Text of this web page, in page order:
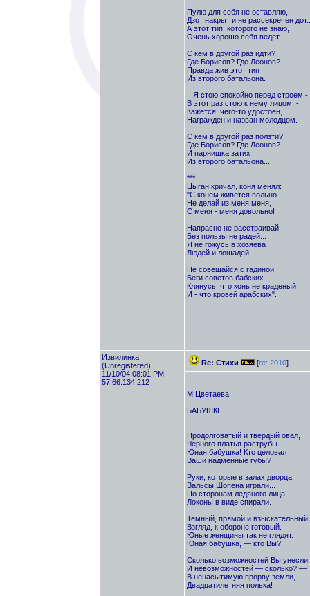
Пулю для себя не оставляю,
Дзот накрыт и не рассекречен
А этот тип, которого не знаю,
Очень хорошо себя ведет.
С кем в другой раз идти?
Где Борисов? Где Леонов?..
Правда жив этот тип
Из второго батальона.
...Я стою спокойно перед строем -
В этот раз стою к нему лицом, -
Кажется, чего-то удостоен,
Награжден и назван молодцом.
С кем в другой раз ползти?
Где Борисов? Где Леонов?
И парнишка затих
Из второго батальона...
***
Цыган кричал, коня менял:
"С конем живется вольно.
Не делай из меня меня,
С меня - меня довольно!
Напрасно не расстраивай,
Без пользы не радей...
Я не гожусь в хозяева
Людей и лошадей.
Не совещайся с гадиной,
Беги советов бабских...
Клянусь, что конь не краденый
И - что кровей арабских".
Извилинка
(Unregistered)
11/10/04 08:01 PM
57.66.134.212
Re: Стихи [re: 2010]
М.Цветаева
БАБУШКЕ
Продолговатый и твердый овал,
Черного платья раструбы...
Юная бабушка! Кто целовал
Ваши надменные губы?
Руки, которые в залах дворца
Вальсы Шопена играли...
По сторонам ледяного лица —
Локоны в виде спирали.
Темный, прямой и взыскательный
Взгляд, к обороне готовый.
Юные женщины так не глядят.
Юная бабушка, — кто Вы?
Сколько возможностей Вы унесли
И невозможностей — сколько? —
В ненасытимую прорву земли,
Двадцатилетняя полька!